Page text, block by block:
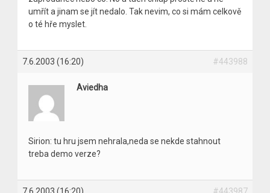
umřít a jinam se jít nedalo. Tak nevim, co si mám celkově
o té hře myslet.
7.6.2003 (16:20) #443988
Aviedha
Sirion: tu hru jsem nehrala,neda se nekde stahnout
treba demo verze?
7.6.2003 (16:20) #443987